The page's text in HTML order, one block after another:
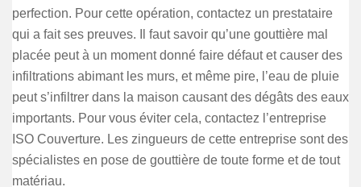
perfection. Pour cette opération, contactez un prestataire
qui a fait ses preuves. Il faut savoir qu’une gouttière mal
placée peut à un moment donné faire défaut et causer des
infiltrations abimant les murs, et même pire, l’eau de pluie
peut s’infiltrer dans la maison causant des dégâts des eaux
importants. Pour vous éviter cela, contactez l’entreprise
ISO Couverture. Les zingueurs de cette entreprise sont des
spécialistes en pose de gouttière de toute forme et de tout
matériau.